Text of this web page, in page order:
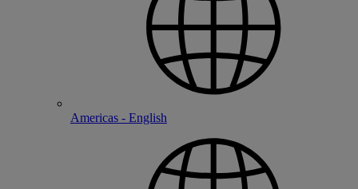
Americas - English